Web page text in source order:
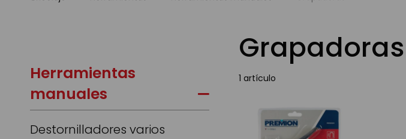
Grapadoras
1 artículo
Herramientas
manuales
Destornilladores varios